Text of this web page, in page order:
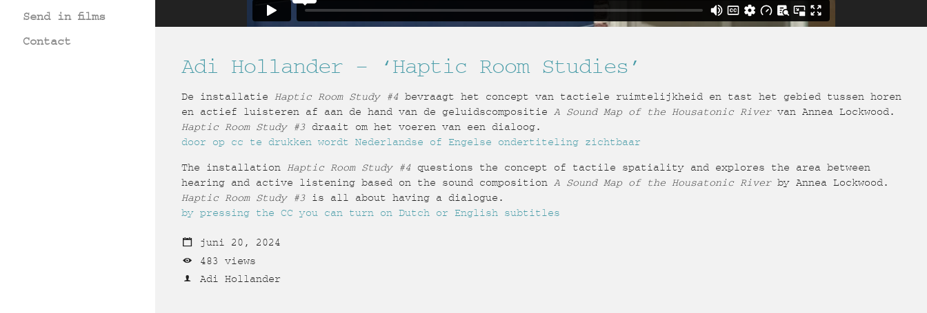
Send in films
Contact
Adi Hollander – ‘Haptic Room Studies’
De installatie Haptic Room Study #4 bevraagt het concept van tactiele ruimtelijkheid en tast het gebied tussen horen
en actief luisteren af aan de hand van de geluidscompositie A Sound Map of the Housatonic Rivervan Annea Lockwood.
Haptic Room Study #3 draait om het voeren van een dialoog.
door op cc te drukken wordt Nederlandse of Engelse ondertiteling zichtbaar
The installation Haptic Room Study #4questions the concept of tactile spatiality and explores the area between
hearing and active listening based on the sound composition A Sound Map of the Housatonic Riverby Annea Lockwood.
Haptic Room Study #3is all about having a dialogue.
by pressing the CC you can turn on Dutch or English subtitles
juni 20, 2024
483 views
Adi Hollander